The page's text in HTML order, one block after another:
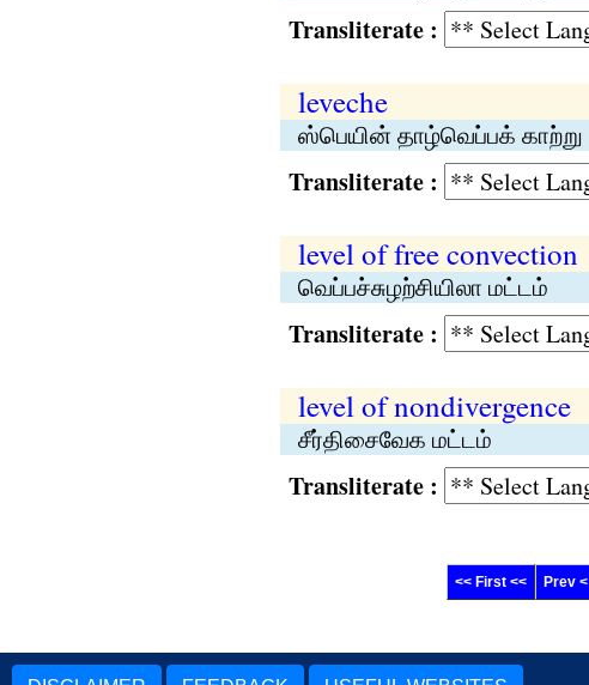
Transliterate :
leveche
ஸ்பெயின் தாழ்வெப்பக் காற்று
Transliterate :
level of free convection
வெப்பச்சுழற்சியிலா மட்டம்
Transliterate :
level of nondivergence
சீர்திசைவேக மட்டம்
Transliterate :
<< First << Prev <